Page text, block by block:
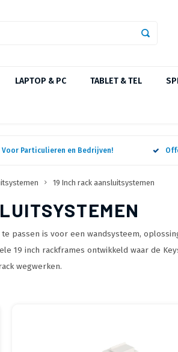
LAPTOP & PC TABLET & TEL
Voor Particulieren en Bedrijven!
19 Inch rack aansluitsystemen
passen is voor een wandsysteem,
19 inch rackframes ontwikkeld waar de
wegwerken.